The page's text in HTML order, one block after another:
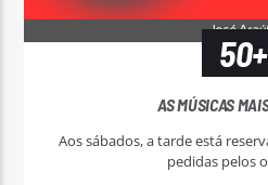
50+
AS MÚSICAS
Aos sábados, a tarde está
pedidas pelos